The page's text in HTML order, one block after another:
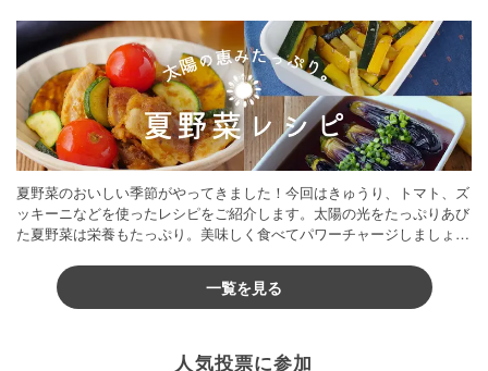
夏野菜のおいしい季節がやってきました！今回はきゅうり、トマト、ズ
ッキーニなどを使ったレシピをご紹介します。太陽の光をたっぷりあび
た夏野菜は栄養もたっぷり。美味しく食べてパワーチャージしましょう
一覧を見る
人気投票に参加